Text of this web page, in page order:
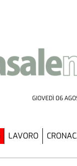
GIOVEDÌ 06
LAVORO